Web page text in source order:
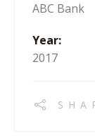
ABC Bank
Year:
2017